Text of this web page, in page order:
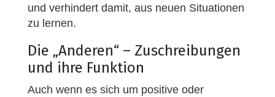
und verhindert damit, aus neuen Situationen
zu lernen.
Die „Anderen“ – Zuschreibungen
und ihre Funktion
Auch wenn es sich um positive oder